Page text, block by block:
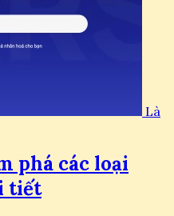
Là
phá các loại
tiết